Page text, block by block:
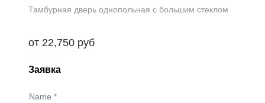
Тамбурная дверь однопольная с большим стеклом
от 22,750 руб
Заявка
Name *